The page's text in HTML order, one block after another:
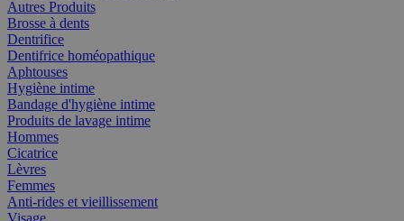
Autres Produits
Brosse à dents
Dentrifice
Dentifrice homéopathique
Aphtouses
Hygiène intime
Bandage d'hygiène intime
Produits de lavage intime
Hommes
Cicatrice
Lèvres
Femmes
Anti-rides et vieillissement